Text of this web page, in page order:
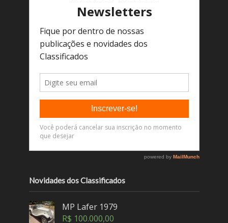
Novidades dos Classificados
MP Lafer 1979
R$ 100.000,00